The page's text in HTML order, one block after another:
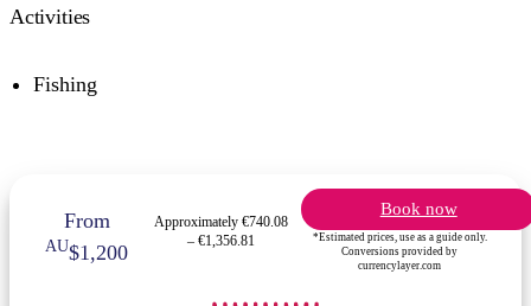
Activities
Fishing
From
AU$1,200
Approximately €740.08
– €1,356.81
Book now
*Estimated prices, use as a guide only.
Conversions provided by
currencylayer.com